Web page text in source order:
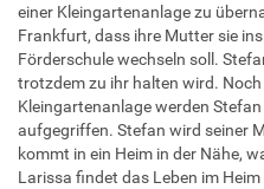
einer Kleingartenanlage zu
Frankfurt, dass ihre Mutter sie
Förderschule wechseln soll.
trotzdem zu ihr halten wird.
Kleingartenanlage werden
aufgegriffen. Stefan wird seiner
kommt in ein Heim in der Nähe,
Larissa findet das Leben im